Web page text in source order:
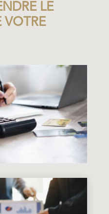
LE
VOTRE